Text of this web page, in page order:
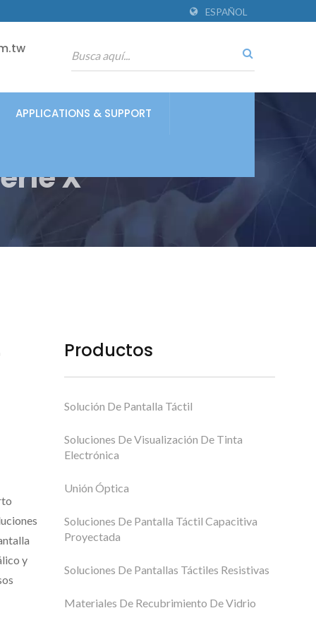
ESPAÑOL
APPLICATIONS & SUPPORT
X
y
Productos
Solución De Pantalla Táctil
Soluciones De Visualización De Tinta
Electrónica
Unión Óptica
Soluciones De Pantalla Táctil Capacitiva
Proyectada
Soluciones De Pantallas Táctiles Resistivas
Materiales De Recubrimiento De Vidrio